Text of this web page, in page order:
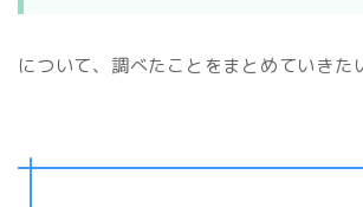
について、調べたことをまとめていきた